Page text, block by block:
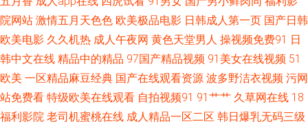
在线观看 亚洲欧美另类综合日韩 丰满熟妇大乳做爰 免费国产永久在线播放
污污免费在线观看 97国产婷婷综合视 精品成人 色五月激情综合网 专注动漫
的动画片网站 国产免费v片在线观 欧美亚洲偷图 亚洲精品一二三四区 超碰欧
院网站 激情五月天色色 欧美极品电影 日韩成人第一页 国产日韩
欧美电影 久久机热 成人午夜网 黄色天堂男人 操视频免费91 日
韩中文在线 精品中的精品 97国产精品视频 91美女在线视频 51
欧美 一区精品麻豆经典 国产在线观看资源 波多野洁衣视频 污网
站免费看 特级欧美在线观看 自拍视频91 91艹艹 久草网在线 18
福利影院 老司机蜜桃在线 成人精品一区二区 韩日爆乳无码三级